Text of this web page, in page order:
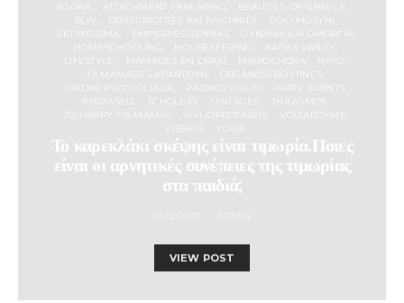
AGORA ATTACHMENT PARENTING
BEAUTIES-OF-GREECE
BLW
DRASTIRIOTITES KAI PAICHNIDI
EGKYMOSYNI
EKTYPOSIMA
EMPEIRIES GENNAS
GYNAIKA KAI OMORFIA
HOMESCHOOLING
HOUSEKEEPING
KATIAS VANITY
LIFESTYLE
MAMADES EN DRASI MIKROCHORA
NIPIO
OI MAMADES APANTOYN
ORGANOSI ROYTINES
PAIDIKI PSYCHOLOGIA
PAIDIKO VIVLIO
PARTY EVENTS
PROTASEIS
SYNTAGES
THILASMOS
TO-HAPPY-TIS-MAMAS
VIVLIOPROTASEIS
VOLTAROYME
VREFOS
YGEIA
Το καρεκλάκι σκέψης είναι τιμωρία.Ποιες
είναι οι αρνητικές συνέπειες της τιμωρίας
στα παιδιά;
VIEW POST